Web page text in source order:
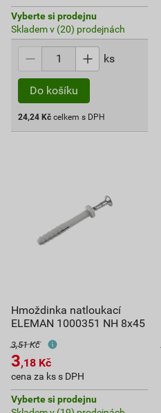
Vyberte si prodejnu
Skladem v (20) prodejnách
ks
Do košíku
24,24 Kč celkem s DPH
Hmoždinka natloukací
ELEMAN 1000351 NH 8x45
3,51 Kč
3,18 Kč
cena za ks s DPH
Vyberte si prodejnu